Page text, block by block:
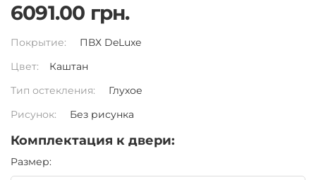
6091.00 грн.
Покрытие:
ПВХ DeLuxe
Цвет:
Каштан
Тип остекления:
Глухое
Рисунок:
Без рисунка
Комплектация к двери:
Pазмер: